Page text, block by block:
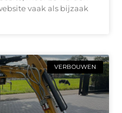
vaak als bijzaak
VERBOUWEN